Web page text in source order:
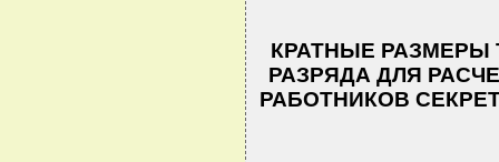
КРАТНЫЕ РАЗМЕРЫ
РАЗРЯДА ДЛЯ
РАБОТНИКОВ